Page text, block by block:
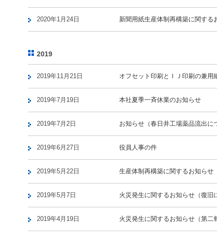
2020年1月24日 新聞用紙生産体制再構築に関する
2019
2019年11月21日 オフセット印刷とＩＪ印刷の兼
2019年7月19日 本社夏季一斉休業のお知らせ
2019年7月2日 お知らせ（春日井工場薬品流出に
2019年6月27日 役員人事の件
2019年5月22日 生産体制再構築に関するお知らせ
2019年5月7日 火災発生に関するお知らせ（復旧
2019年4月19日 火災発生に関するお知らせ（第二